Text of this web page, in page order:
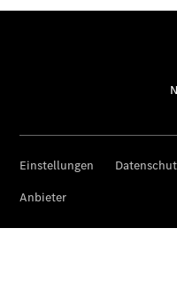
buchen